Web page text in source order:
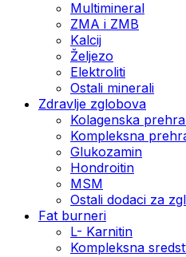
Multimineral
ZMA i ZMB
Kalcij
Željezo
Elektroliti
Ostali minerali
Zdravlje zglobova
Kolagenska
Kompleksna
Glukozamin
Hondroitin
MSM
Ostali dodaci za
Fat burneri
L- Karnitin
Kompleksna